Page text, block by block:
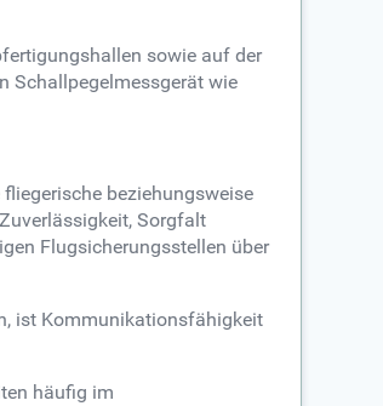
sowie auf der
Schallpegelmessgerät wie
beziehungsweise
Sorgfalt
Flugsicherungsstellen über
ist Kommunikationsfähigkeit
häufig im